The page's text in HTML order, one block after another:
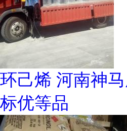
环己烯 河南神
标优等品